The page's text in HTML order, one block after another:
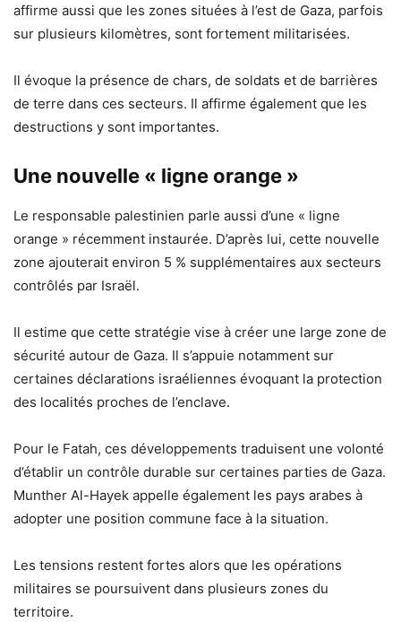
affirme aussi que les zones situées à l’est de Gaza, parfois
sur plusieurs kilomètres, sont fortement militarisées.
Il évoque la présence de chars, de soldats et de barrières
de terre dans ces secteurs. Il affirme également que les
destructions y sont importantes.
Une nouvelle « ligne orange »
Le responsable palestinien parle aussi d’une « ligne
orange » récemment instaurée. D’après lui, cette nouvelle
zone ajouterait environ 5 % supplémentaires aux secteurs
contrôlés par Israël.
Il estime que cette stratégie vise à créer une large zone de
sécurité autour de Gaza. Il s’appuie notamment sur
certaines déclarations israéliennes évoquant la protection
des localités proches de l’enclave.
Pour le Fatah, ces développements traduisent une volonté
d’établir un contrôle durable sur certaines parties de Gaza.
Munther Al-Hayek appelle également les pays arabes à
adopter une position commune face à la situation.
Les tensions restent fortes alors que les opérations
militaires se poursuivent dans plusieurs zones du
territoire.